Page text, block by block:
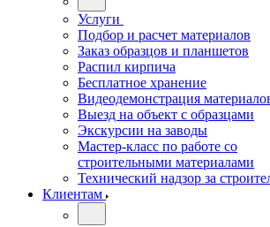
Услуги
Подбор и расчет материалов
Заказ образцов и планшетов
Распил кирпича
Бесплатное хранение
Видеодемонстрация
Выезд на объект с образцами
Экскурсии на заводы
Мастер-класс по работе со
строительными материалами
Технический надзор за
Клиентам